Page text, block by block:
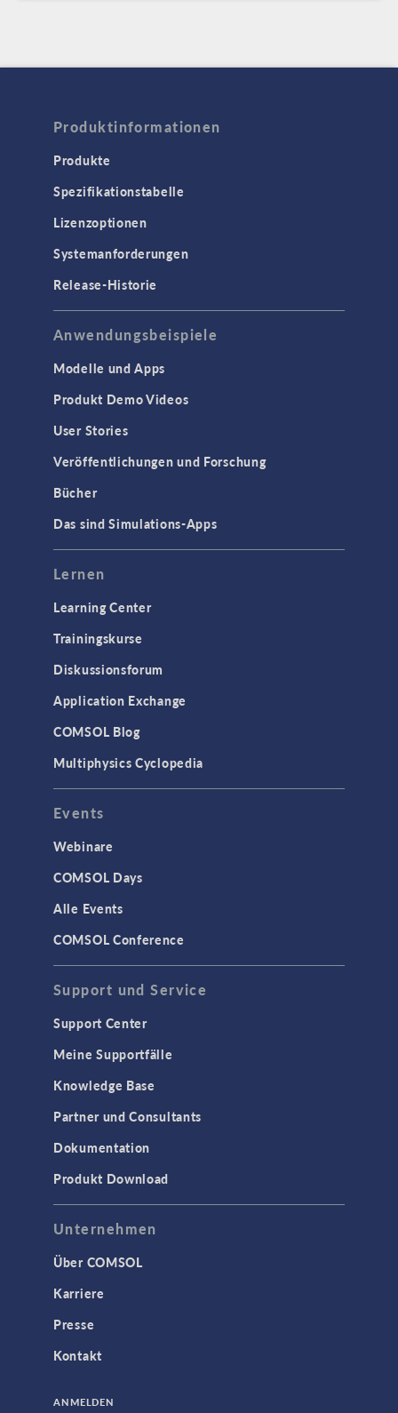
Produktinformationen
Produkte
Spezifikationstabelle
Lizenzoptionen
Systemanforderungen
Release-Historie
Anwendungsbeispiele
Modelle und Apps
Produkt Demo Videos
User Stories
Veröffentlichungen und Forschung
Bücher
Das sind Simulations-Apps
Lernen
Learning Center
Trainingskurse
Diskussionsforum
Application Exchange
COMSOL Blog
Multiphysics Cyclopedia
Events
Webinare
COMSOL Days
Alle Events
COMSOL Conference
Support und Service
Support Center
Meine Supportfälle
Knowledge Base
Partner und Consultants
Dokumentation
Produkt Download
Unternehmen
Über COMSOL
Karriere
Presse
Kontakt
ANMELDEN